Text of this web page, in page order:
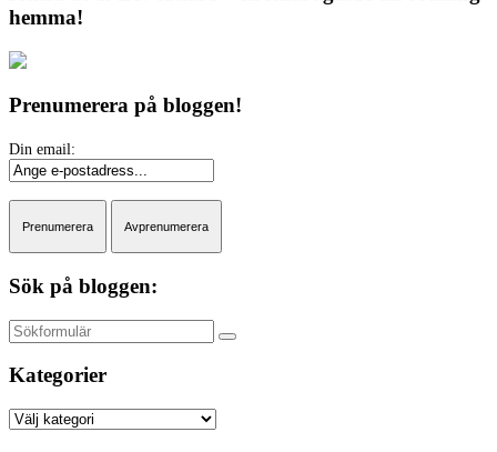
hemma!
Prenumerera på bloggen!
Sök på bloggen:
Sök
Kategorier
Kategorier